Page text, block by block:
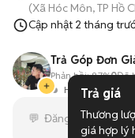
(Xã Hóc Môn, TP Hồ
Cập nhật 2 tháng
Trả Góp Đơn
Hoạt động 1
Phản hồi: 87%0Đã
Trả giá
Thương
giá hợp lý